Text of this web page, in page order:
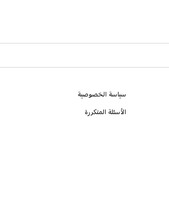
سياسة الخصوصية
الأسئلة المتكررة